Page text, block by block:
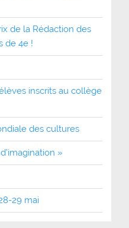
de la Rédaction des
de 4e !
inscrits au collège
des cultures
»
29 mai